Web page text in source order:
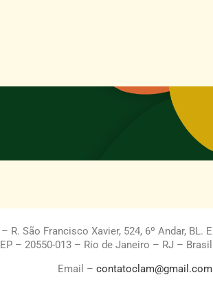
R. São Francisco Xavier, 524, 6º Andar, BL. E
– 20550-013 – Rio de Janeiro – RJ – Brasil
Email – contatoclam@gmail.com